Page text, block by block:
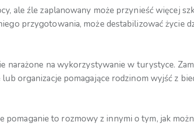
ale źle zaplanowany może przynieść więcej
przygotowania, może destabilizować życie
narażone na wykorzystywanie w turystyce.
organizacje pomagające rodzinom wyjść z
to rozmowy z innymi o tym, jak